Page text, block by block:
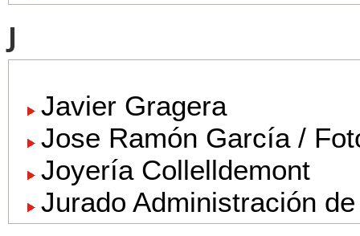
J
Javier Gragera
Jose Ramón García /
Joyería Collelldemont
Jurado Administración